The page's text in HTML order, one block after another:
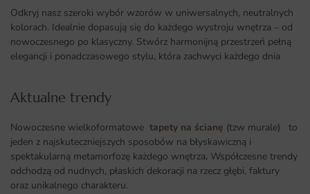
Odkryj nasz szeroki wybór wzorów w uniwersalnych, neutralnych
kolorach. Idealnie dopasują się do każdego wystroju wnętrza – od
nowoczesnego po klasyczny. Stwórz harmonijną przestrzeń pełną
elegancji i ponadczasowego stylu, która zachwyci każdego dnia
Aktualne trendy​
Nowoczesne wielkoformatowe tapety na ścianę (tzw murale) to
jeden z najskuteczniejszych sposobów na błyskawiczną i
spektakularną metamorfozę każdego wnętrza. Współczesne trendy
odchodzą od nudnych, płaskich dekoracji na rzecz głębi, faktury
oraz unikalnego charakteru.